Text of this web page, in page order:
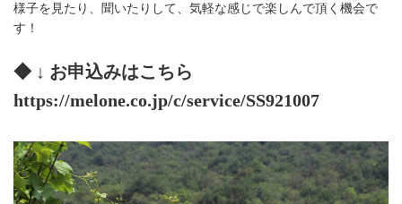
様子を見たり、聞いたりして、気軽な感じで楽しんで頂く機会で
す！
◆ ↓ お申込みはこちら
https://melone.co.jp/c/service/SS921007